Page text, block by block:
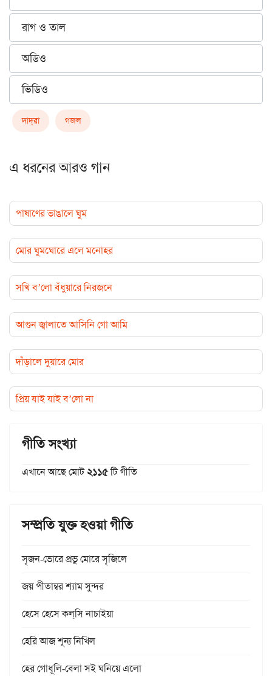
রাগ ও তাল
অডিও
ভিডিও
দাদ্‌রা গজল
এ ধরনের আরও গান
পাষাণের ভাঙালে ঘুম
মোর ঘুমঘোরে এলে মনোহর
সখি ব’লো বঁধুয়ারে নিরজনে
আগুন জ্বালাতে আসিনি গো আমি
দাঁড়ালে দুয়ারে মোর
প্রিয় যাই যাই ব’লো না
গীতি সংখ্যা
এখানে আছে মোট২১১৫টি গীতি
সম্প্রতি যুক্ত হওয়া গীতি
সৃজন-ভোরে প্রভু মোরে সৃজিলে
জয় পীতাম্বর শ্যাম সুন্দর
হেসে হেসে কল্‌সি নাচাইয়া
হেরি আজ শূন্য নিখিল
হের গোধূলি-বেলা সই ঘনিয়ে এলো